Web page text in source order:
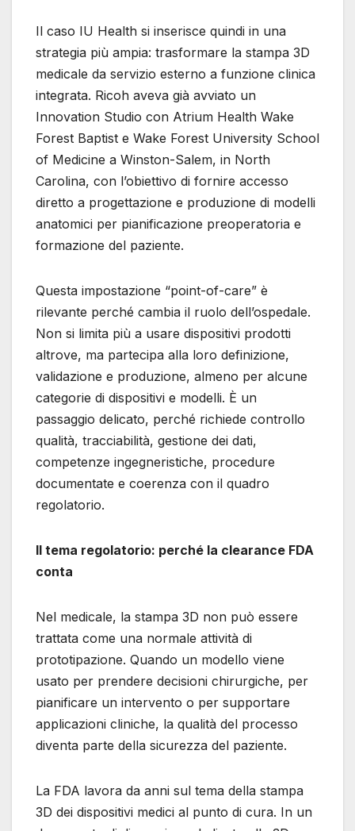
Il caso IU Health si inserisce quindi in una
strategia più ampia: trasformare la stampa 3D
medicale da servizio esterno a funzione clinica
integrata. Ricoh aveva già avviato un
Innovation Studio con Atrium Health Wake
Forest Baptist e Wake Forest University School
of Medicine a Winston-Salem, in North
Carolina, con l’obiettivo di fornire accesso
diretto a progettazione e produzione di modelli
anatomici per pianificazione preoperatoria e
formazione del paziente.
Questa impostazione “point-of-care” è
rilevante perché cambia il ruolo dell’ospedale.
Non si limita più a usare dispositivi prodotti
altrove, ma partecipa alla loro definizione,
validazione e produzione, almeno per alcune
categorie di dispositivi e modelli. È un
passaggio delicato, perché richiede controllo
qualità, tracciabilità, gestione dei dati,
competenze ingegneristiche, procedure
documentate e coerenza con il quadro
regolatorio.
Il tema regolatorio: perché la clearance FDA
conta
Nel medicale, la stampa 3D non può essere
trattata come una normale attività di
prototipazione. Quando un modello viene
usato per prendere decisioni chirurgiche, per
pianificare un intervento o per supportare
applicazioni cliniche, la qualità del processo
diventa parte della sicurezza del paziente.
La FDA lavora da anni sul tema della stampa
3D dei dispositivi medici al punto di cura. In un